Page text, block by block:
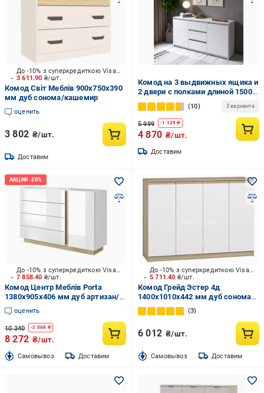
3 611.90 ₴/шт.
До -10% з суперкредиткою Visa Вигода
Комод Світ Меблів 900x750x390
мм дуб сонома/кашемир
оценить
3 802 ₴/шт.
Доставим
Комод на 3 выдвижных ящика и
2 двери с полками длиной 1500
мм Белый (MS305)
10 3 варианта
5 999 -1 129 ₴
4 870 ₴/шт.
Доставим
7 858.40 ₴/шт.
До -10% з суперкредиткою Visa Вигода
Комод Центр Меблів Porta
1380x905x406 мм дуб артизан/
белый глянец
оценить
10 340 -2 068 ₴
8 272 ₴/шт.
Cамовывоз Доставим
5 711.40 ₴/шт.
До -10% з суперкредиткою Visa Вигода
Комод Грейд Эстер 4д
1400x1010x442 мм дуб сонома/
белый
3
6 012 ₴/шт.
Cамовывоз Доставим